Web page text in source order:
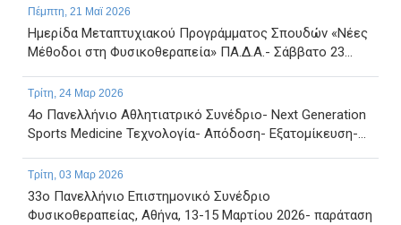
Πέμπτη, 21 Μαϊ 2026
Ημερίδα Μεταπτυχιακού Προγράμματος Σπουδών «Νέες
Μέθοδοι στη Φυσικοθεραπεία» ΠΑ.Δ.Α.- Σάββατο 23...
Τρίτη, 24 Μαρ 2026
4ο Πανελλήνιο Αθλητιατρικό Συνέδριο- Next Generation
Sports Medicine Τεχνολογία- Απόδοση- Εξατομίκευση-...
Τρίτη, 03 Μαρ 2026
33ο Πανελλήνιο Επιστημονικό Συνέδριο
Φυσικοθεραπείας, Αθήνα, 13-15 Μαρτίου 2026- παράταση